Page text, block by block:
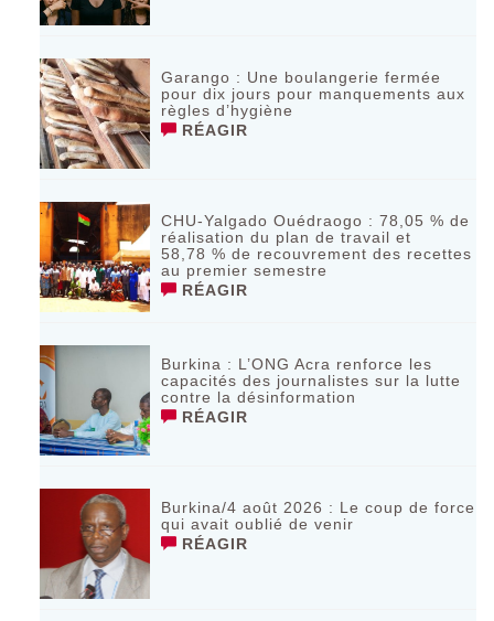
Garango : Une boulangerie fermée
pour dix jours pour manquements aux
règles d’hygiène
RÉAGIR
CHU-Yalgado Ouédraogo : 78,05 % de
réalisation du plan de travail et
58,78 % de recouvrement des recettes
au premier semestre
RÉAGIR
Burkina : L’ONG Acra renforce les
capacités des journalistes sur la lutte
contre la désinformation
RÉAGIR
Burkina/4 août 2026 : Le coup de force
qui avait oublié de venir
RÉAGIR